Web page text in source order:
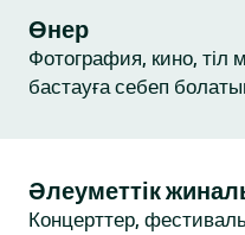
Өнер
Фотография, кино, тіл
бастауға себеп
Әлеуметтік
Концерттер,